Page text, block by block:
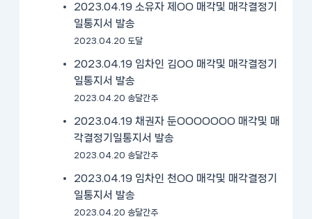
2023.04.19 소유자 제OO 매각및 매각결정기
일통지서 발송
2023.04.20 도달
2023.04.19 임차인 김OO 매각및 매각결정기
일통지서 발송
2023.04.20 송달간주
2023.04.19 채권자 둔OOOOOOO 매각및 매
각결정기일통지서 발송
2023.04.20 송달간주
2023.04.19 임차인 천OO 매각및 매각결정기
일통지서 발송
2023.04.20 송달간주